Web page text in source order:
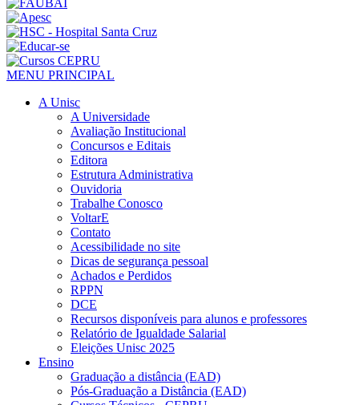
MENU PRINCIPAL
A Unisc
A Universidade
Avaliação Institucional
Concursos e Editais
Editora
Estrutura Administrativa
Ouvidoria
Trabalhe Conosco
VoltarE
Contato
Acessibilidade no site
Dicas de segurança pessoal
Achados e Perdidos
RPPN
DCE
Recursos disponíveis para alunos e professores
Relatório de Igualdade Salarial
Eleições Unisc 2025
Ensino
Graduação a distância (EAD)
Pós-Graduação a Distância (EAD)